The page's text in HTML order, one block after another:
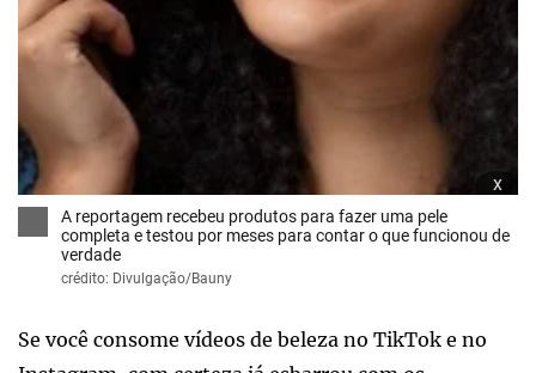
x
A reportagem recebeu produtos para fazer uma pele
completa e testou por meses para contar o que funcionou de
verdade
crédito: Divulgação/Bauny
Se você consome vídeos de beleza no TikTok e no